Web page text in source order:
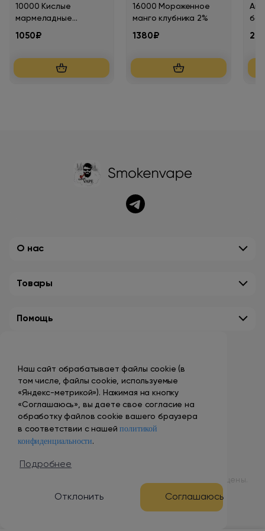
Наш сайт обрабатывает файлы cookie (в
том числе, файлы cookie, используемые
«Яндекс-метрикой»). Нажимая на кнопку
«Соглашаюсь», вы даете свое согласие на
обработку файлов cookie вашего браузера
в соответствии с нашейполитикой
конфиденциальности.
Подробнее
Отклонить Соглашаюсь
10000 Кислые
мармеладные
червячки 2%
1050₽
16000 Мороженное
манго клубника 2%
1380₽
О нас
Товары
Помощь
+7 (495) 149-10-99
promo@smokenvape.su
пн-пт: 9:00 – 18:00
сб-вс: выходной
© 1998 – 2024 ООО «Табак Вэйп Сити». Все права защищены.
Разработка и продвижение сайта